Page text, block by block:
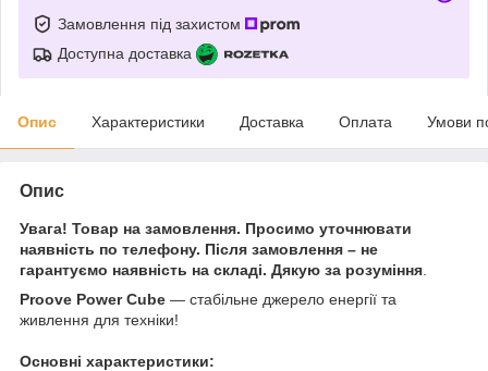
Замовлення під захистом
Доступна доставка
Опис Характеристики Доставка Оплата Умови
Опис
Увага! Товар на замовлення. Просимо уточнювати
наявність по телефону. Після замовлення – не
гарантуємо наявність на складі. Дякую за розуміння
Proove Power Cube — стабільне джерело енергії та
живлення для техніки!
Основні характеристики: